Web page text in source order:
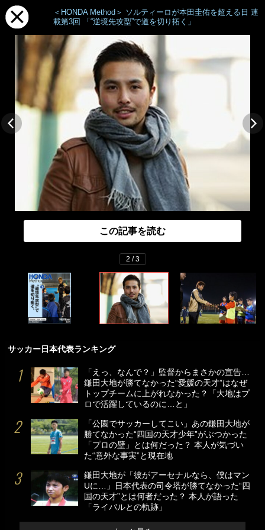
＜HONDA Method＞ ソルティーロが本田圭佑を超える日 連
載第3回 「“逆境先攻型”で道を切り拓く」
この記事を読む
2 / 3
サッカー日本代表ランキング
「えっ、なんで？」監督からまさかの宣告…
鎌田大地が勝てなかった“愛媛の天才”はなぜ
トップチームに上がれなかった？「大地はプ
ロで活躍しているのに…と」
「公園でサッカーしてこい」あの鎌田大地が
勝てなかった“四国の天才少年”がぶつかった
「プロの壁」とは何だった？ 本人が気づい
た“意外な事実”と現在地
鎌田大地が「彼がアーセナルなら、僕はマン
Uに…」日本代表の司令塔が勝てなかった“四
国の天才”とは何者だった？ 本人が語った
「ライバルとの軌跡」